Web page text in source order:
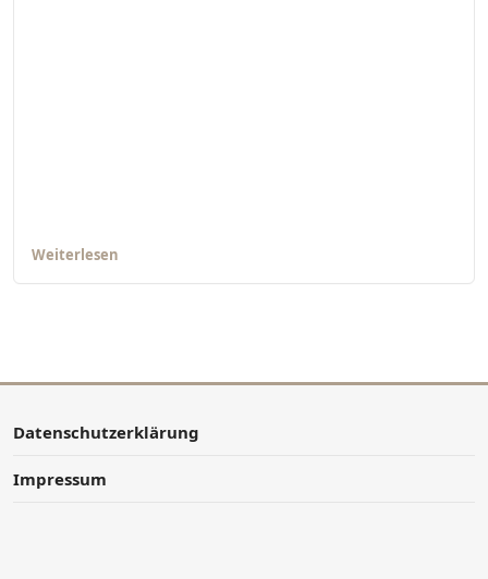
Weiterlesen
Datenschutzerklärung
Impressum